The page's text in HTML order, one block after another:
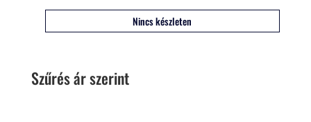
Nincs készleten
Szűrés ár szerint